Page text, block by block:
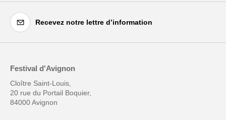
Recevez notre lettre d’information
Festival d'Avignon
Cloître Saint-Louis,
20 rue du Portail Boquier,
84000 Avignon